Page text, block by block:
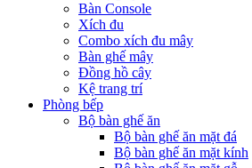
Bàn Console
Xích đu
Combo xích đu mây
Bàn ghế mây
Đồng hồ cây
Kệ trang trí
Phòng bếp
Bộ bàn ghế ăn
Bộ bàn ghế ăn mặt đá
Bộ bàn ghế ăn mặt kính